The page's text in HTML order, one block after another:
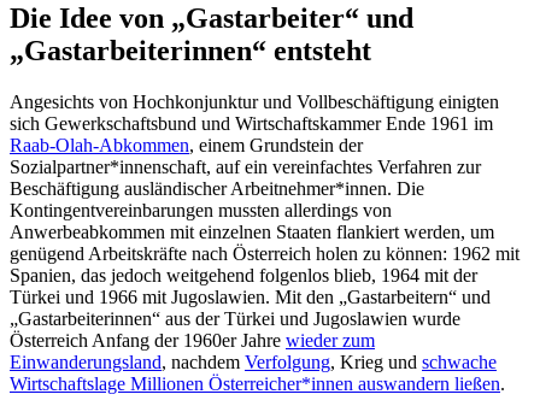
Die Idee von „Gastarbeiter“ und
„Gastarbeiterinnen“ entsteht
Angesichts von Hochkonjunktur und Vollbeschäftigung einigten
sich Gewerkschaftsbund und Wirtschaftskammer Ende 1961 im
Raab-Olah-Abkommen, einem Grundstein der
Sozialpartner*innenschaft, auf ein vereinfachtes Verfahren zur
Beschäftigung ausländischer Arbeitnehmer*innen. Die
Kontingentvereinbarungen mussten allerdings von
Anwerbeabkommen mit einzelnen Staaten flankiert werden, um
genügend Arbeitskräfte nach Österreich holen zu können: 1962 mit
Spanien, das jedoch weitgehend folgenlos blieb, 1964 mit der
Türkei und 1966 mit Jugoslawien. Mit den „Gastarbeitern“ und
„Gastarbeiterinnen“ aus der Türkei und Jugoslawien wurde
Österreich Anfang der 1960er Jahre wieder zum
Einwanderungsland, nachdem Verfolgung, Krieg und schwache
Wirtschaftslage Millionen Österreicher*innen auswandern ließen.